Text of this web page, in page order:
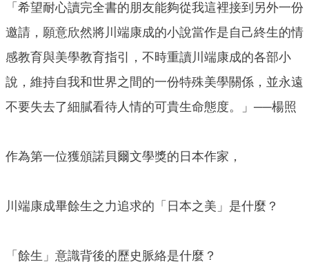
「希望耐心讀完全書的朋友能夠從我這裡接到另外一份
邀請，願意欣然將川端康成的小說當作是自己終生的情
感教育與美學教育指引，不時重讀川端康成的各部小
說，維持自我和世界之間的一份特殊美學關係，並永遠
不要失去了細膩看待人情的可貴生命態度。」──楊照
作為第一位獲頒諾貝爾文學獎的日本作家，
川端康成畢餘生之力追求的「日本之美」是什麼？
「餘生」意識背後的歷史脈絡是什麼？